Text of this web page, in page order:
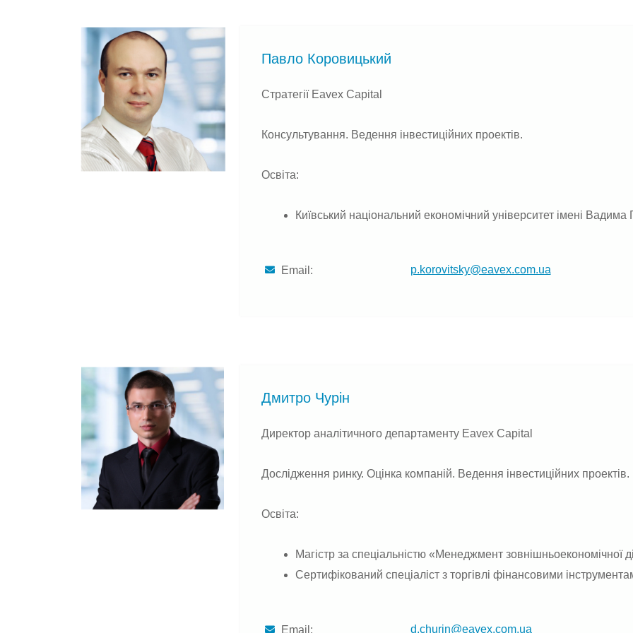
Павло Коровицький
Стратегії Eavex Capital
Консультування. Ведення інвестиційних проектів.
Освіта:
Київський національний економічний університет імені Вадима
Email: p.korovitsky@eavex.com.ua
Дмитро Чурін
Директор аналітичного департаменту Eavex Capital
Дослідження ринку. Оцінка компаній. Ведення інвестиційних проектів.
Освіта:
Магістр за спеціальністю «Менеджмент зовнішньоекономічної
Сертифікований спеціаліст з торгівлі фінансовими
Email: d.churin@eavex.com.ua